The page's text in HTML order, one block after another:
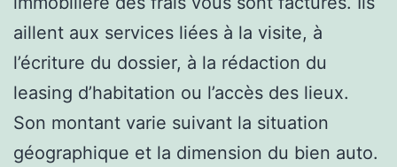
aillent aux services liées à la visite, à
l’écriture du dossier, à la rédaction du
leasing d’habitation ou l’accès des lieux.
Son montant varie suivant la situation
géographique et la dimension du bien auto.